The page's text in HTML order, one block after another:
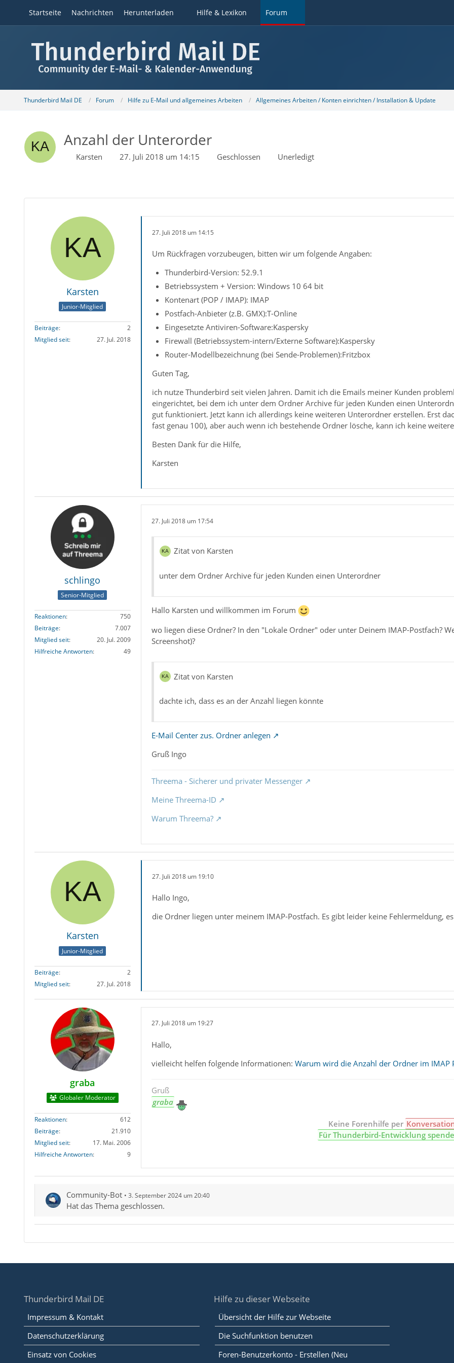
Startseite Nachrichten Herunterladen Hilfe & Lexikon Forum
Thunderbird Mail DE Forum Hilfe zu E-Mail und allgemeines Arbeiten Allgemeines Arbeiten / Konten einrichten / Installation & Update
Anzahl der Unterorder
Karsten 27. Juli 2018 um 14:15 Geschlossen Unerledigt
Karsten
Junior-Mitglied
Beiträge
2
Mitglied seit
27. Jul. 2018
27. Juli 2018 um 14:15
Um Rückfragen vorzubeugen, bitten wir um folgende Angaben:
Thunderbird-Version: 52.9.1
Betriebssystem + Version: Windows 10 64 bit
Kontenart (POP / IMAP): IMAP
Postfach-Anbieter (z.B. GMX):T-Online
Eingesetzte Antiviren-Software:Kaspersky
Firewall (Betriebssystem-intern/Externe Software):Kaspersky
Router-Modellbezeichnung (bei Sende-Problemen):Fritzbox
Guten Tag,
ich nutze Thunderbird seit vielen Jahren. Damit ich die Emails meiner Kunden
eingerichtet, bei dem ich unter dem Ordner Archive für jeden Kunden einen
gut funktioniert. Jetzt kann ich allerdings keine weiteren Unterordner erstellen. Erst
fast genau 100), aber auch wenn ich bestehende Ordner lösche, kann ich keine
Besten Dank für die Hilfe,
Karsten
schlingo
Senior-Mitglied
Reaktionen
750
Beiträge
7.007
Mitglied seit
20. Jul. 2009
Hilfreiche Antworten
49
27. Juli 2018 um 17:54
Zitat von Karsten
unter dem Ordner Archive für jeden Kunden einen Unterordner
Hallo Karsten und willkommen im Forum
wo liegen diese Ordner? In den "Lokale Ordner" oder unter Deinem IMAP-Postfach?
Screenshot)?
Zitat von Karsten
dachte ich, dass es an der Anzahl liegen könnte
E-Mail Center zus. Ordner anlegen
Gruß Ingo
Threema - Sicherer und privater Messenger
Meine Threema-ID
Warum Threema?
Karsten
Junior-Mitglied
Beiträge
2
Mitglied seit
27. Jul. 2018
27. Juli 2018 um 19:10
Hallo Ingo,
die Ordner liegen unter meinem IMAP-Postfach. Es gibt leider keine Fehlermeldung,
graba
Globaler Moderator
Reaktionen
612
Beiträge
21.910
Mitglied seit
17. Mai. 2006
Hilfreiche Antworten
9
27. Juli 2018 um 19:27
Hallo,
vielleicht helfen folgende Informationen: Warum wird die Anzahl der Ordner im IMAP
Gruß
graba
Keine Forenhilfe per
Für Thunderbird-Entwicklung
Community-Bot 3. September 2024 um 20:40
Hat das Thema geschlossen.
Thunderbird Mail DE
Impressum & Kontakt
Datenschutzerklärung
Einsatz von Cookies
Hilfe zu dieser Webseite
Übersicht der Hilfe zur Webseite
Die Suchfunktion benutzen
Foren-Benutzerkonto - Erstellen (Neu